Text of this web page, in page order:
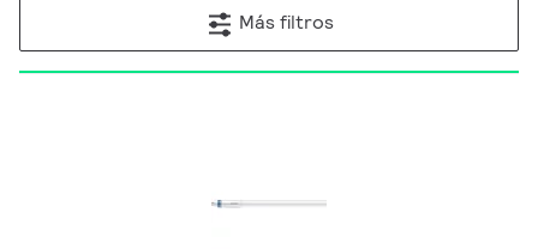
Más filtros